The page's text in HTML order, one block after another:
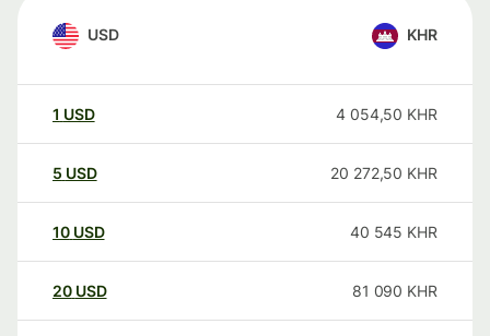
USD KHR
1 USD 4 054,50 KHR
5 USD 20 272,50 KHR
10 USD 40 545 KHR
20 USD 81 090 KHR